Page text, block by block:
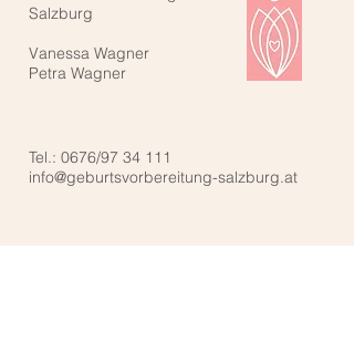
Salzburg
Vanessa Wagner
Petra Wagner
Tel.: 0676/97 34 111
info@geburtsvorbereitung-salzburg.at